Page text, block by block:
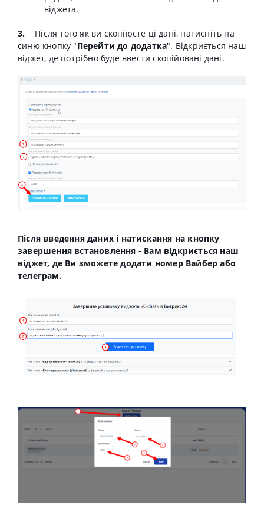
віджета.
3. Після того як ви скопіюєте ці дані, натисніть на
синю кнопку "Перейти до додатка". Відкриється наш
віджет, де потрібно буде ввести скопійовані дані.
Після введення даних і натискання на кнопку
завершення встановлення - Вам відкриється наш
віджет, де Ви зможете додати номер Вайбер або
телеграм.